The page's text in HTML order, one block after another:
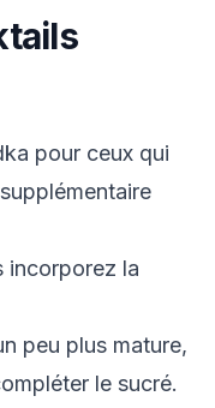
pour ceux qui
incorporez la
peu plus mature,
le sucré.